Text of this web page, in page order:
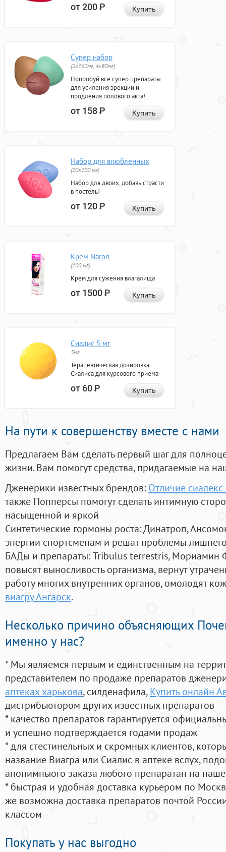
от 200Р Купить
Супер набор
(2х160мг, 4х80мг)
Попробуй все супер препараты
для усиления эрекции и
продления полового акта!
от 158Р Купить
Набор для влюбленных
(10х100 мг)
Набор для двоих, добавь страсти
в постель!
от 120Р Купить
Крем Naron
(100 мг)
Крем для сужения влагалища
от 1500Р Купить
Сиалис 5 мг
5мг
Терапевтическая дозировка
Сиалиса для курсового приема
от 60Р Купить
На пути к совершенству вместе с нами
Предлагаем Вам сделать первый шаг для
жизни. Вам помогут средства, придагаемые на
Дженерики известных брендов: Отличие сиалекс
также Попперсы помогут сделать интимную
насыщенной и яркой
Синтетические гормоны роста: Динатроп,
энергии спортсменам и решат проблемы
БАДы и препараты:Tribulus terrestris, Мориамин
повысят выносливость организма, вернут
работу многих внутренних органов, омолодят
виагру Ангарск.
Несколько причино объясняющих
именно у нас?
* Мы являемся первым и единственным на
представителем по продаже препаратов
аптеках харькова, силденафила, Купить онлайн
дистрибьютором других известных препаратов
* качество препаратов гарантируется
и успешно подтверждается годами продаж
* для стестинельных и скромных клиентов,
название Виагра или Сиалис в аптеке вслух,
анонимныого заказа любого препаратан на
* быстрая и удобная доставка курьером по
же возможна доставка препаратов почтой
классом
Покупать у нас выгодно